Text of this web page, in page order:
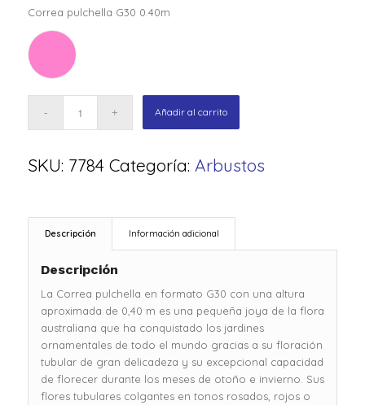
Correa pulchella G30 0.40m
Añadir al carrito
SKU: 7784 Categoría: Arbustos
Descripción Información adicional
Descripción
La Correa pulchella en formato G30 con una altura
aproximada de 0,40 m es una pequeña joya de la flora
australiana que ha conquistado los jardines
ornamentales de todo el mundo gracias a su floración
tubular de gran delicadeza y su excepcional capacidad
de florecer durante los meses de otoño e invierno. Sus
flores tubulares colgantes en tonos rosados, rojos o